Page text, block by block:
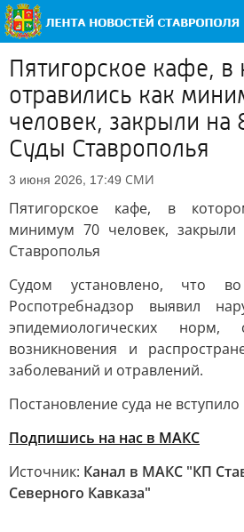
Пятигорское кафе, в
отравились как
человек, закрыли на
Суды Ставрополья
3 июня 2026, 17:49 СМИ
Пятигорское кафе, в
минимум 70 человек,
Ставрополья
Судом установлено, что
Роспотребнадзор выявил
эпидемиологических норм,
возникновения и
заболеваний и отравлений.
Постановление суда не
Подпишись на нас в МАКС
Источник: Канал в МАКС "КП
Северного Кавказа"